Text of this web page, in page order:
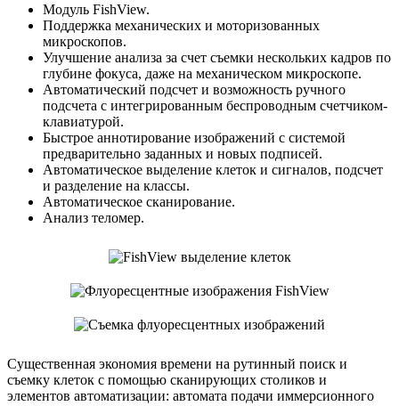
Модуль FishView.
Поддержка механических и моторизованных
микроскопов.
Улучшение анализа за счет съемки нескольких кадров по
глубине фокуса, даже на механическом микроскопе.
Автоматический подсчет и возможность ручного
подсчета с интегрированным беспроводным счетчиком-
клавиатурой.
Быстрое аннотирование изображений с системой
предварительно заданных и новых подписей.
Автоматическое выделение клеток и сигналов, подсчет
и разделение на классы.
Автоматическое сканирование.
Анализ теломер.
Существенная экономия времени на рутинный поиск и
съемку клеток с помощью сканирующих столиков и
элементов автоматизации: автомата подачи иммерсионного